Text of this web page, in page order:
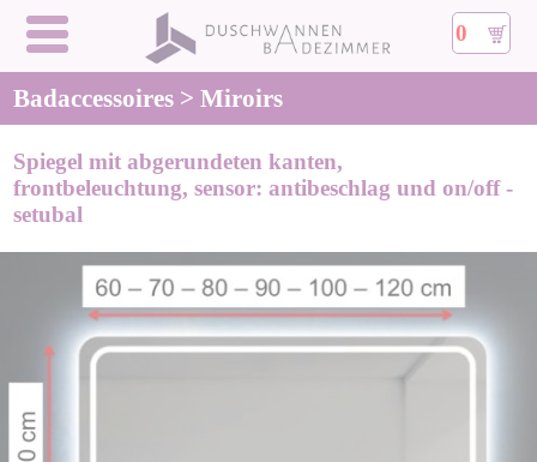
0
Badaccessoires > Miroirs
Spiegel mit abgerundeten kanten,
frontbeleuchtung, sensor: antibeschlag und on/off -
setubal